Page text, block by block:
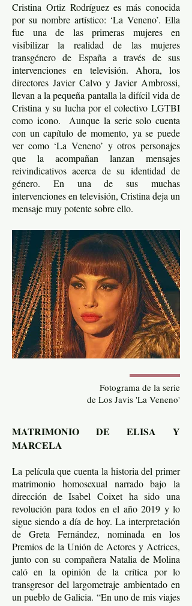
Cristina Ortiz Rodríguez es más conocida
por su nombre artístico: ‘La Veneno’. Ella
fue una de las primeras mujeres en
visibilizar la realidad de las mujeres
transgénero de España a través de sus
intervenciones en televisión. Ahora, los
directores Javier Calvo y Javier Ambrossi,
llevan a la pequeña pantalla la difícil vida de
Cristina y su lucha por el colectivo LGTBI
como icono. Aunque la serie solo cuenta
con un capítulo de momento, ya se puede
ver como ‘La Veneno’ y otros personajes
que la acompañan lanzan mensajes
reivindicativos acerca de su identidad de
género. En una de sus muchas
intervenciones en televisión, Cristina deja un
mensaje muy potente sobre ello.
Fotograma de la serie
de Los Javis 'La Veneno'
MATRIMONIO DE ELISA Y
MARCELA
La película que cuenta la historia del primer
matrimonio homosexual narrado bajo la
dirección de Isabel Coixet ha sido una
revolución para todos en el año 2019 y lo
sigue siendo a día de hoy. La interpretación
de Greta Fernández, nominada en los
Premios de la Unión de Actores y Actrices,
junto con su compañera Natalia de Molina
caló en la opinión de la crítica por lo
transgresor del largometraje ambientado en
un pueblo de Galicia. “En uno de mis viajes